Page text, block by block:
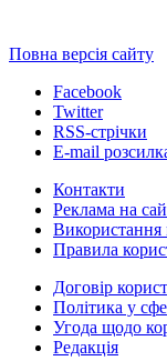
Повна версія сайту
Facebook
Twitter
RSS-стрічки
E-mail
Контакти
Реклама на
Використання
Правила
Договір
Політика у
Угода щодо
Редакція